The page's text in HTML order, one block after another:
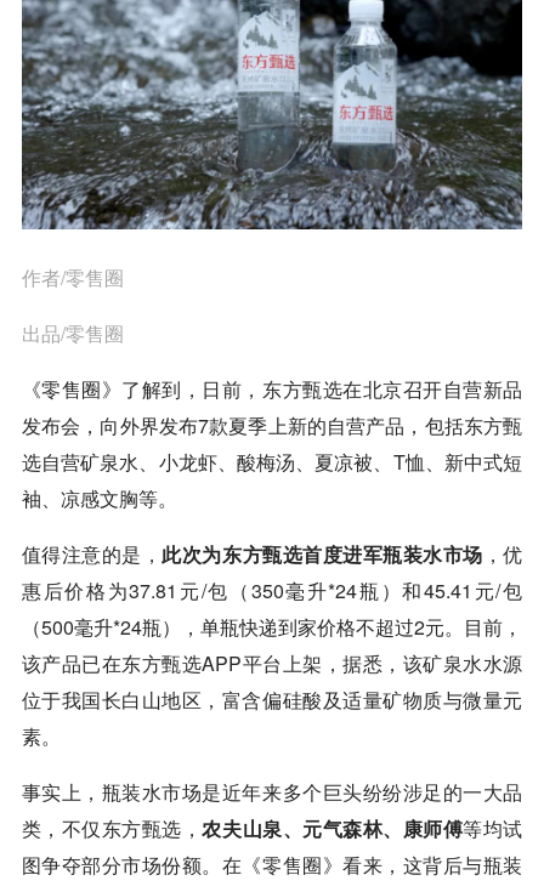
作者/零售圈
出品/零售圈
《零售圈》了解到，日前，东方甄选在北京召开自营新品
发布会，向外界发布7款夏季上新的自营产品，包括东方甄
选自营矿泉水、小龙虾、酸梅汤、夏凉被、T恤、新中式短
袖、凉感文胸等。
值得注意的是， 此次为东方甄选首度进军瓶装水市场 ，优
惠后价格为37.81元/包（350毫升*24瓶）和45.41元/包
（500毫升*24瓶），单瓶快递到家价格不超过2元。目前，
该产品已在东方甄选APP平台上架，据悉，该矿泉水水源
位于我国长白山地区，富含偏硅酸及适量矿物质与微量元
素。
事实上，瓶装水市场是近年来多个巨头纷纷涉足的一大品
类，不仅东方甄选，农夫山泉、元气森林、康师傅等均试
图争夺部分市场份额。在《零售圈》看来，这背后与瓶装